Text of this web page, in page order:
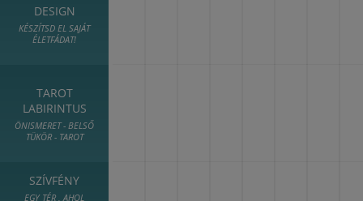
DESIGN
KÉSZÍTSD EL SAJÁT
ÉLETFÁDAT!
TAROT
LABIRINTUS
ÖNISMERET - BELSŐ
TÜKÖR - TAROT
SZÍVFÉNY
EGY TÉR , AHOL